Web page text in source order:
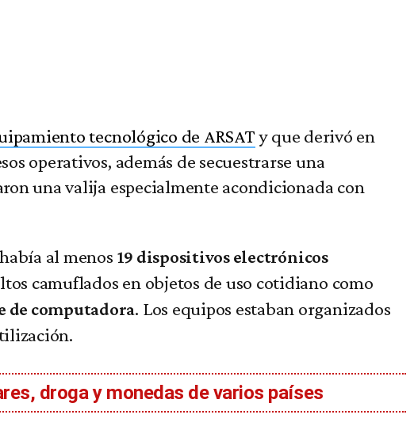
tecnológico de ARSATy que derivó en
operativos, además de secuestrarse una
una valija especialmente acondicionada con
al menos 19 dispositivos electrónicos
camuflados en objetos de uso cotidiano como
de computadora. Los equipos estaban organizados
droga y monedas de varios países